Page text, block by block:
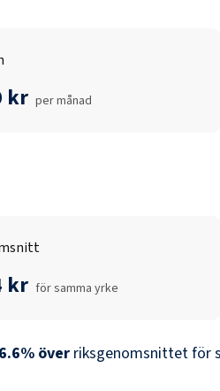
kr per månad
kr för samma yrke
% över riksgenomsnittet för